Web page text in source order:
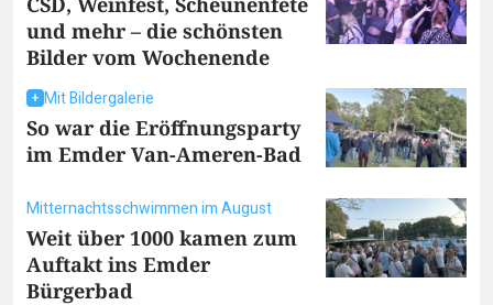
und mehr – die schönsten
Bilder vom Wochenende
Mit Bildergalerie
So war die Eröffnungsparty
im Emder Van-Ameren-Bad
Mitternachtsschwimmen im August
Weit über 1000 kamen zum
Auftakt ins Emder
Bürgerbad